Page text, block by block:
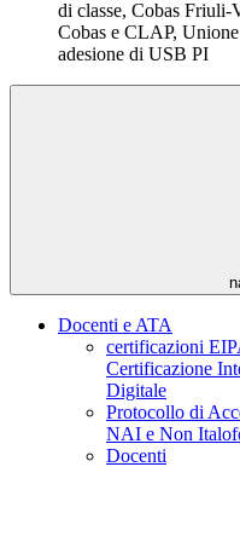
di classe, Cobas
Cobas e CLAP,
adesione di USB PI
Docenti e ATA
certificazioni
Certificazione
Digitale
Protocollo di
NAI e Non
Docenti